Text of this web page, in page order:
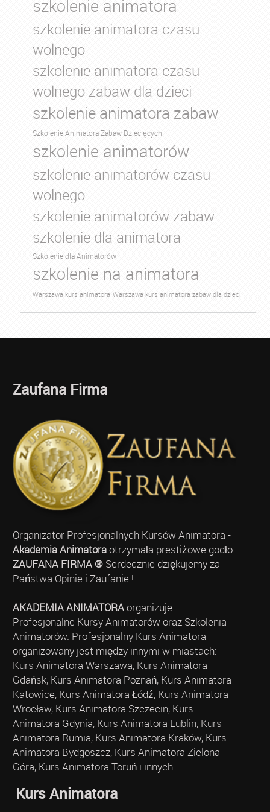
szkolenie animatora
szkolenie animatora czasu
wolnego
szkolenie animatora czasu
wolnego zabaw dla dzieci
szkolenie animatora zabaw
Szkolenie Animatora Zabaw Dziecięcych
szkolenie animatorów
szkolenie animatorów czasu
wolnego
szkolenie animatorów zabaw
szkolenie dla animatora
Szkolenie dla Animatorów
szkolenie na animatora
Warszawa kurs animatora Warszawa kurs animatora zabaw dla dzieci
Zaufana Firma
Organizator Profesjonalnych Kursów Animatora -
Akademia Animatoraotrzymała prestiżowe godło
ZAUFANA FIRMA ®Serdecznie dziękujemy za
Państwa Opinie i Zaufanie !
AKADEMIA ANIMATORAorganizuje
Profesjonalne Kursy Animatorów oraz Szkolenia
Animatorów. Profesjonalny Kurs Animatora
organizowany jest między innymi w miastach:
Kurs Animatora Warszawa, Kurs Animatora
Gdańsk, Kurs Animatora Poznań, Kurs Animatora
Katowice, Kurs Animatora Łódź, Kurs Animatora
Wrocław, Kurs Animatora Szczecin, Kurs
Animatora Gdynia, Kurs Animatora Lublin, Kurs
Animatora Rumia, Kurs Animatora Kraków, Kurs
Animatora Bydgoszcz, Kurs Animatora Zielona
Góra, Kurs Animatora Toruń i innych.
Kurs Animatora